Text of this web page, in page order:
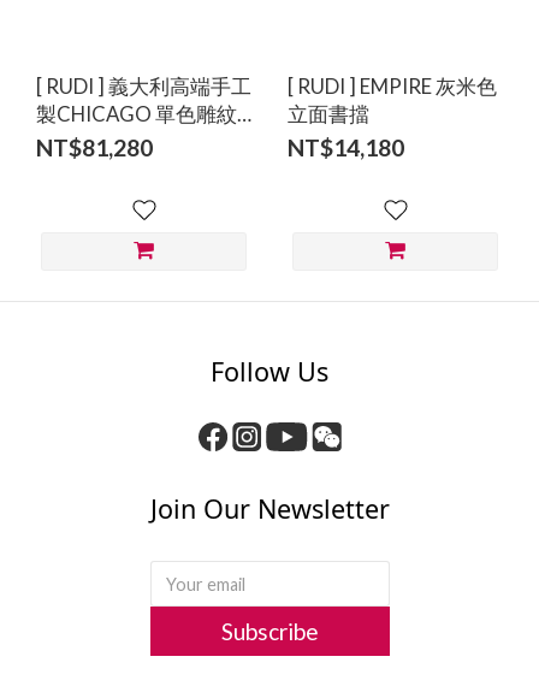
[ RUDI ] 義大利高端手工
製CHICAGO 單色雕紋
VIENNA 幾何圓凳
NT$81,280
[ RUDI ] EMPIRE 灰米色
立面書擋
NT$14,180
Follow Us
Join Our Newsletter
Subscribe